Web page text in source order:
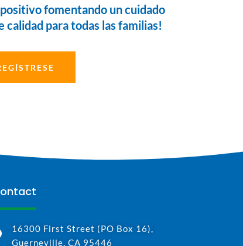
fomentando un cuidado
para todas las familias!
16300 First Street (PO Box 16),
Guerneville, CA 95446